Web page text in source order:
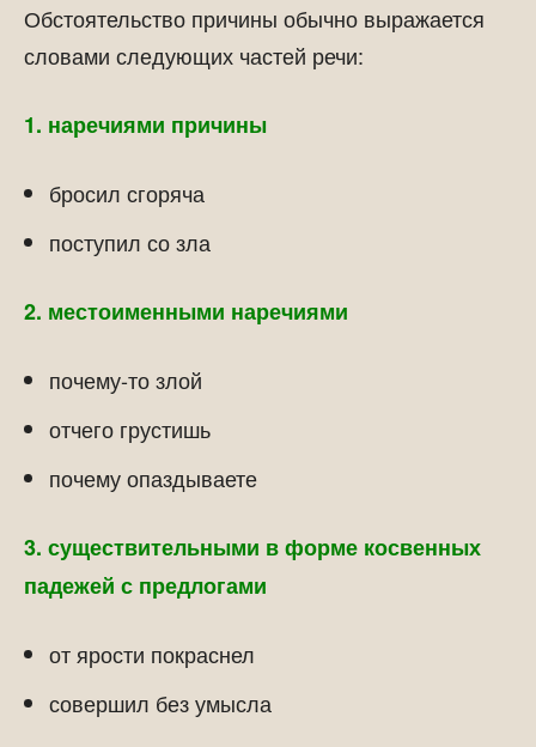
Обстоятельство причины обычно выражается
словами следующих частей речи:
1. наречиями причины
бросил сгоряча
поступил со зла
2. местоименными наречиями
почему-то злой
отчего грустишь
почему опаздываете
3. существительными в форме косвенных
падежей с предлогами
от ярости покраснел
совершил без умысла